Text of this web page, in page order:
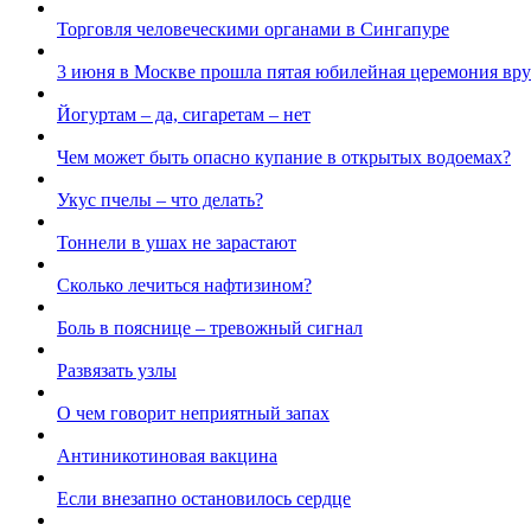
Торговля человеческими органами в Сингапуре
3 июня в Москве прошла пятая юбилейная церемония
Йогуртам – да, сигаретам – нет
Чем может быть опасно купание в открытых водоемах?
Укус пчелы – что делать?
Тоннели в ушах не зарастают
Сколько лечиться нафтизином?
Боль в пояснице – тревожный сигнал
Развязать узлы
О чем говорит неприятный запах
Антиникотиновая вакцина
Если внезапно остановилось сердце